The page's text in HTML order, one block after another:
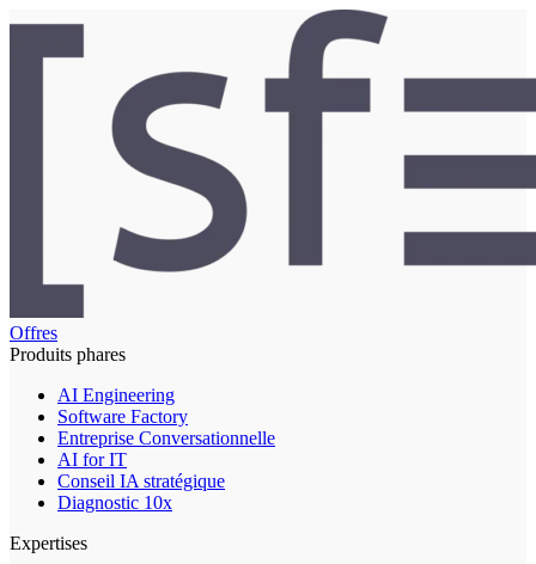
Offres
Produits phares
AI Engineering
Software Factory
Entreprise Conversationnelle
AI for IT
Conseil IA stratégique
Diagnostic 10x
Expertises